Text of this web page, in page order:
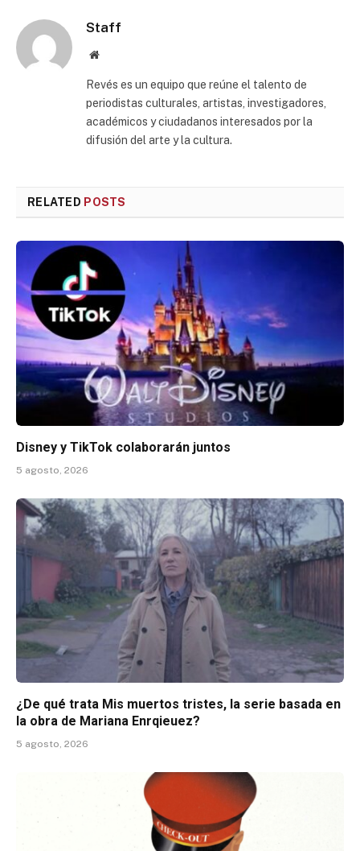
Staff
Website
Revés es un equipo que reúne el talento de
periodistas culturales, artistas, investigadores,
académicos y ciudadanos interesados por la
difusión del arte y la cultura.
RELATED POSTS
Disney y TikTok colaborarán juntos
5 agosto, 2026
¿De qué trata Mis muertos tristes, la serie basada en
la obra de Mariana Enrqieuez?
5 agosto, 2026